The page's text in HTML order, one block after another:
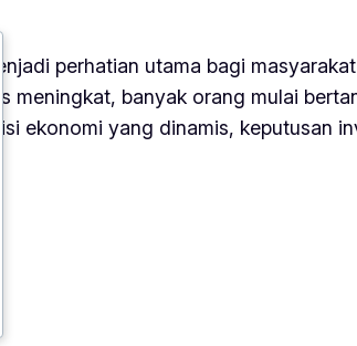
perhatian utama bagi
meningkat, banyak orang mulai
ekonomi yang dinamis, keputusan